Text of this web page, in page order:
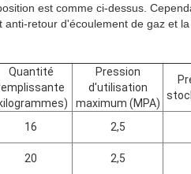
est comme ci-dessus.
anti-retour d'écoulement de gaz et
Quantité
Pression
d'utilisation
maximum (MPA)
16 2,5
20 2,5